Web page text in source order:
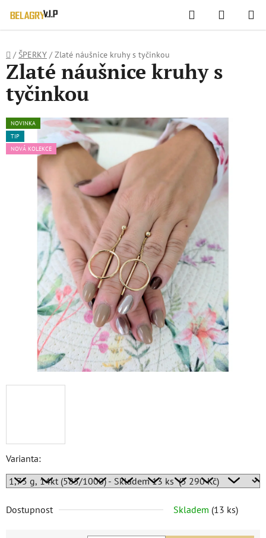
WIDGET HODNOCENÍ OBCHODU
Přejít
na
Hledat
KOŠÍK
Domů
/ ŠPERKY / Zlaté náušnice kruhy s tyčinkou
Varianta:
Dostupnost Skladem (13 ks)
Zlaté náušnice kruhy s
tyčinkou
NOVINKA
TIP
NOVÁ KOLEKCE